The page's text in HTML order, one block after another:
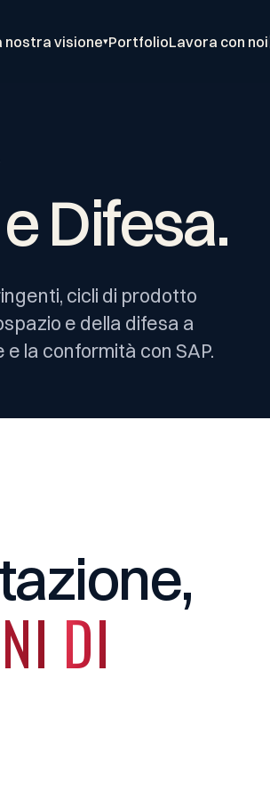
nostra visione▾PortfolioLavora con noi
eDifesa.
cicli di prodotto
e della difesa a
la conformità con SAP.
DI